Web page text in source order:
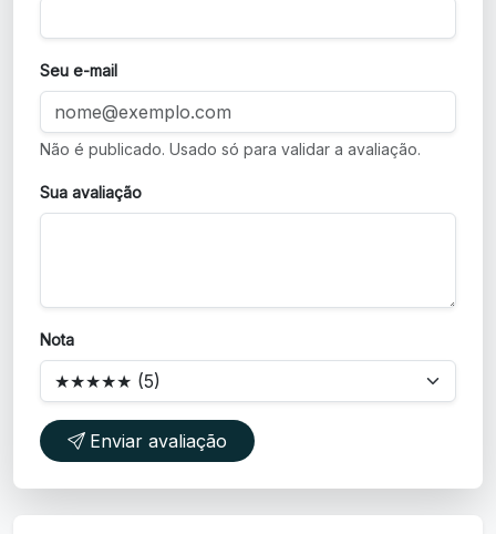
Seu e-mail
Não é publicado. Usado só para validar a avaliação.
Sua avaliação
Nota
Enviar avaliação